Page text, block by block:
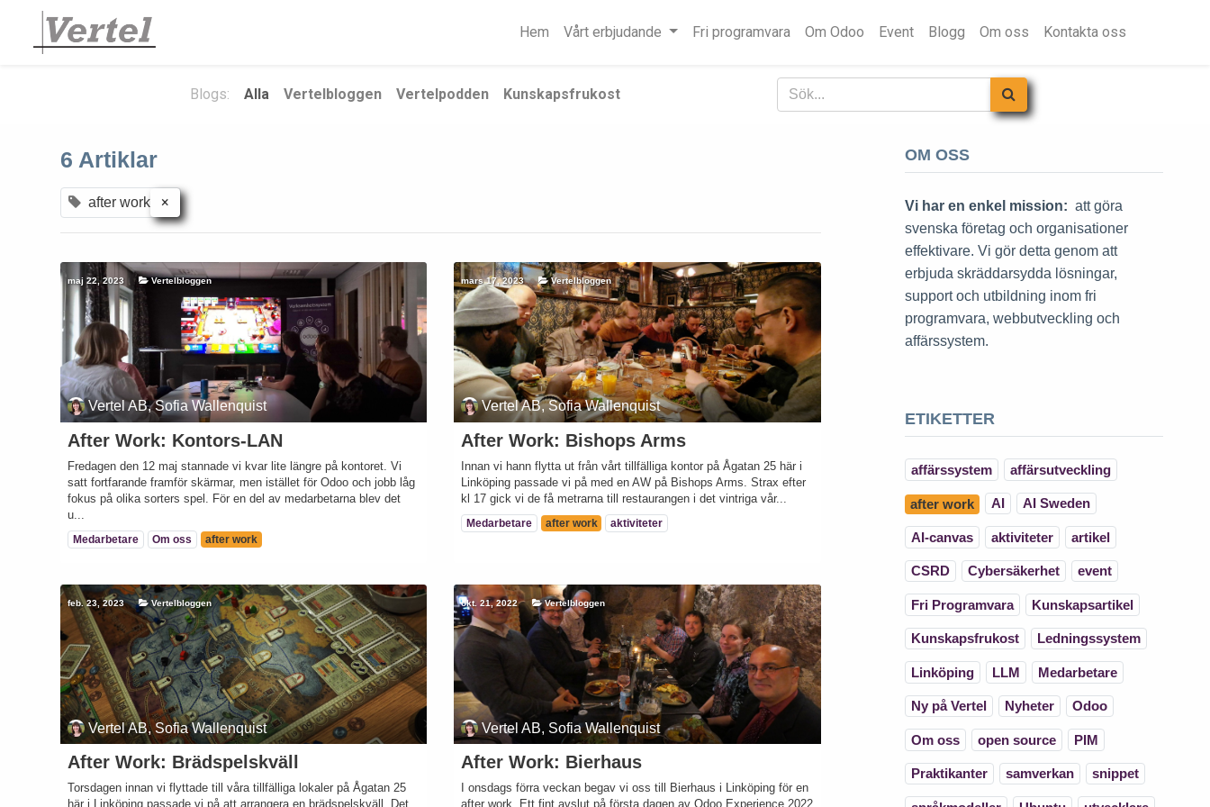
Hem Vårt erbjudande Fri programvara Om Odoo Event Blogg Om oss Kontakta oss
Blogs: Alla Vertelbloggen Vertelpodden Kunskapsfrukost
6 Artiklar
after work ×
Vertel AB, Sofia Wallenquist
After Work: Kontors-LAN
Fredagen den 12 maj stannade vi kvar lite längre på kontoret. Vi
satt fortfarande framför skärmar, men istället för Odoo och jobb låg
fokus på olika sorters spel. För en del av medarbetarna blev det
u...
Medarbetare Om oss after work
maj 22, 2023 Vertelbloggen
Vertel AB, Sofia Wallenquist
After Work: Bishops Arms
Innan vi hann flytta ut från vårt tillfälliga kontor på Ågatan 25 här i
Linköping passade vi på med en AW på Bishops Arms. Strax efter
kl 17 gick vi de få metrarna till restaurangen i det vintriga vår...
Medarbetare after work aktiviteter
mars 17, 2023 Vertelbloggen
Vertel AB, Sofia Wallenquist
After Work: Brädspelskväll
Torsdagen innan vi flyttade till våra tillfälliga lokaler på Ågatan 25
här i Linköping passade vi på att arrangera en brädspelskväll. Det
feb. 23, 2023 Vertelbloggen
Vertel AB, Sofia Wallenquist
After Work: Bierhaus
I onsdags förra veckan begav vi oss till Bierhaus i Linköping för en
after work. Ett fint avslut på första dagen av Odoo Experience 2022
okt. 21, 2022 Vertelbloggen
OM OSS
Vi har en enkel mission: att göra
svenska företag och organisationer
effektivare. Vi gör detta genom att
erbjuda skräddarsydda lösningar,
support och utbildning inom fri
programvara, webbutveckling och
affärssystem.
ETIKETTER
affärssystem affärsutveckling
after work AI AI Sweden
AI-canvas aktiviteter artikel
CSRD Cybersäkerhet event
Fri Programvara Kunskapsartikel
Kunskapsfrukost Ledningssystem
Linköping LLM Medarbetare
Ny på Vertel Nyheter Odoo
Om oss open source PIM
Praktikanter samverkan snippet